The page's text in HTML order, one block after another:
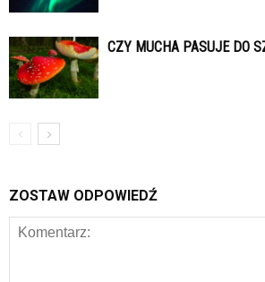
CZY MUCHA PASUJE DO
ZOSTAW ODPOWIEDŹ